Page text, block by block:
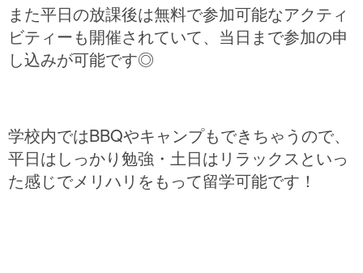
また平日の放課後は無料で参加可能なアクティ
ビティーも開催されていて、当日まで参加の申
し込みが可能です◎
学校内ではBBQやキャンプもできちゃうので、
平日はしっかり勉強・土日はリラックスといっ
た感じでメリハリをもって留学可能です！